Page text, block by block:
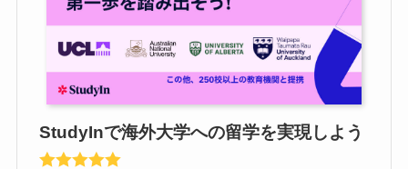
StudyInで海外大学への留学を実現しよう